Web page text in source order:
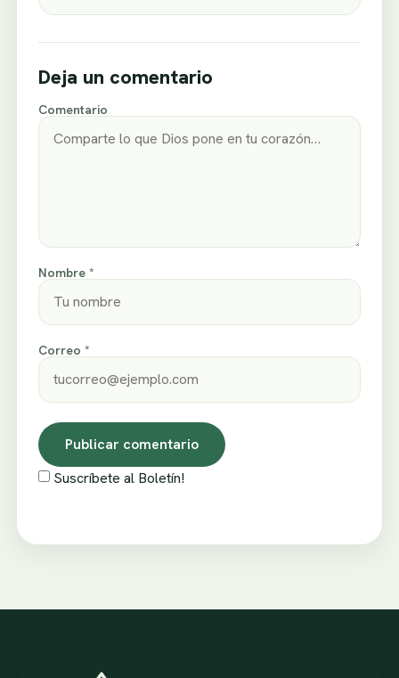
Deja un comentario
Comentario
Nombre *
Correo *
Suscríbete al Boletín!